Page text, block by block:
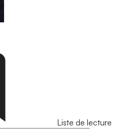
Liste de lecture